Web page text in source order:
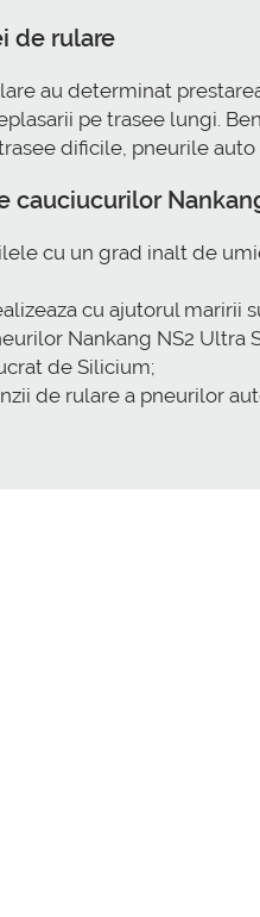
de rulare
au determinat
pe trasee lungi.
dificile, pneurile
cu un grad inalt de
cu ajutorul
Nankang NS2 Ultra
de Silicium;
de rulare a pneurilor